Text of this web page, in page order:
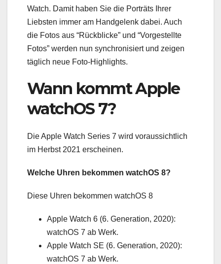
Watch. Damit haben Sie die Porträts Ihrer
Liebsten immer am Handgelenk dabei. Auch
die Fotos aus “Rückblicke” und “Vorgestellte
Fotos” werden nun synchronisiert und zeigen
täglich neue Foto-Highlights.
Wann kommt Apple
watchOS 7?
Die Apple Watch Series 7 wird voraussichtlich
im Herbst 2021 erscheinen.
Welche Uhren bekommen watchOS 8?
Diese Uhren bekommen watchOS 8
Apple Watch 6 (6. Generation, 2020):
watchOS 7 ab Werk.
Apple Watch SE (6. Generation, 2020):
watchOS 7 ab Werk.